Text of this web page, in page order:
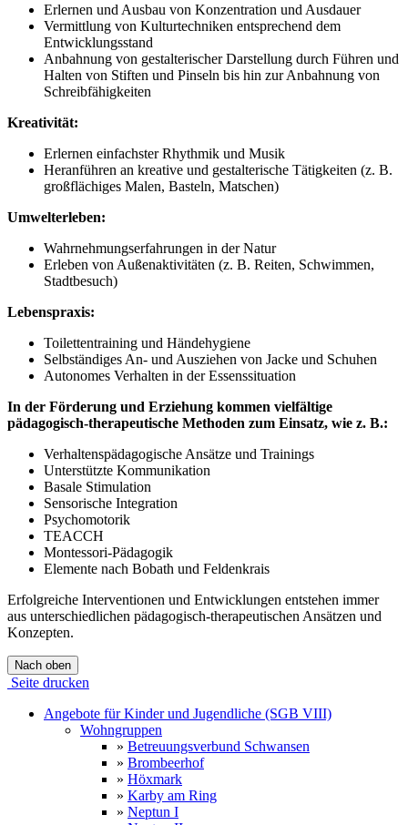
Erlernen und Ausbau von Konzentration und Ausdauer
Vermittlung von Kulturtechniken entsprechend dem
Entwicklungsstand
Anbahnung von gestalterischer Darstellung durch Führen und
Halten von Stiften und Pinseln bis hin zur Anbahnung von
Schreibfähigkeiten
Kreativität:
Erlernen einfachster Rhythmik und Musik
Heranführen an kreative und gestalterische Tätigkeiten (z. B.
großflächiges Malen, Basteln, Matschen)
Umwelterleben:
Wahrnehmungserfahrungen in der Natur
Erleben von Außenaktivitäten (z. B. Reiten, Schwimmen,
Stadtbesuch)
Lebenspraxis:
Toilettentraining und Händehygiene
Selbständiges An- und Ausziehen von Jacke und Schuhen
Autonomes Verhalten in der Essenssituation
In der Förderung und Erziehung kommen vielfältige
pädagogisch-therapeutische Methoden zum Einsatz, wie z. B.:
Verhaltenspädagogische Ansätze und Trainings
Unterstützte Kommunikation
Basale Stimulation
Sensorische Integration
Psychomotorik
TEACCH
Montessori-Pädagogik
Elemente nach Bobath und Feldenkrais
Erfolgreiche Interventionen und Entwicklungen entstehen immer
aus unterschiedlichen pädagogisch-therapeutischen Ansätzen und
Konzepten.
Nach oben
Seite drucken
Angebote für Kinder und Jugendliche (SGB VIII)
Wohngruppen
» Betreuungsverbund Schwansen
» Brombeerhof
» Höxmark
» Karby am Ring
» Neptun I